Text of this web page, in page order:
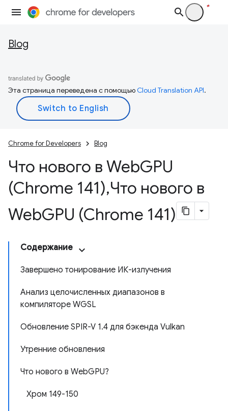
Blog
Эта страница переведена с помощьюCloud Translation API.
Chrome for Developers Blog
Что нового в WebGPU
(Chrome 141),Что нового в
WebGPU (Chrome 141)
Содержание
Завершено тонирование ИК-излучения
Анализ целочисленных диапазонов в
компиляторе WGSL
Обновление SPIR-V 1.4 для бэкенда Vulkan
Утренние обновления
Что нового в WebGPU?
Хром 149-150